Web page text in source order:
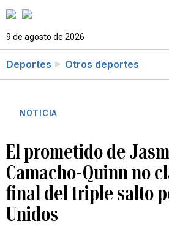
9 de agosto de 2026
Deportes Otros deportes
NOTICIA
El prometido de
Camacho-Quinn no
final del triple salto
Unidos